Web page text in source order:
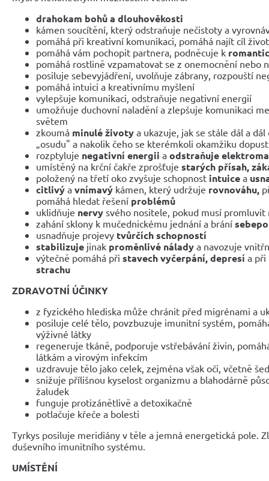
drahokam bohů a dlouhověkosti
kámen soucítění, který odstraňuje nečistoty a
pomáhá při kreativní komunikaci, pomáhá najít cíl
pomáhá vám pochopit partnera, podněcuje k
pomáhá rostlině vzpamatovat se z onemocnění nebo
posiluje sebevyjádření, uvolňuje zábrany, rozpouští
pomáhá intuici a kreativnímu myšlení
vylepšuje komunikaci, odstraňuje negativní energií
umožňuje duchovní naladění a zlepšuje komunikaci
světem
zkoumá minulé životy a ukazuje, jak se stále dál a
„osudu" a nakolik čeho se kterémkoli okamžiku
rozptyluje negativní energii a odstraňuje
umístěný na krční čakře zprošťuje starých přísah,
položený na třetí oko zvyšuje schopnost intuice a
citlivý a vnímavý kámen, který udržuje rovnováhu,
pomáhá hledat řešení problémů
uklidňuje nervy svého nositele, pokud musí promluvit
zahání sklony k mučednickému jednání a brání
usnadňuje projevy tvůrčích schopností
stabilizuje jinak proměnlivé nálady a navozuje
výtečně pomáhá při stavech vyčerpání, depresí a při
strachu
ZDRAVOTNÍ ÚČINKY
z fyzického hlediska může chránit před migrénami a
posiluje celé tělo, povzbuzuje imunitní systém,
výživné látky
regeneruje tkáně, podporuje vstřebávání živin,
látkám a virovým infekcím
uzdravuje tělo jako celek, zejména však oči, včetně
snižuje přílišnou kyselost organizmu a blahodárně
žaludek
funguje protizánětlivě a detoxikačně
potlačuje křeče a bolesti
Tyrkys posiluje meridiány v těle a jemná energetická pole.
duševního imunitního systému.
UMÍSTĚNÍ